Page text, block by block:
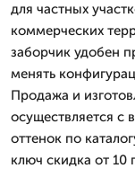
для частных
коммерческих
заборчик удобен
менять
Продажа и
осуществляется с
оттенок по
ключ скидка от 10